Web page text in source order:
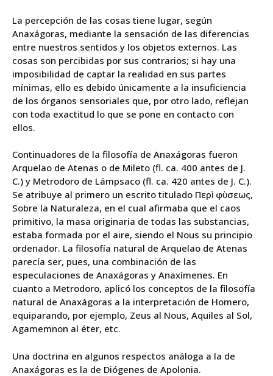
La percepción de las cosas tiene lugar, según
Anaxágoras, mediante la sensación de las diferencias
entre nuestros sentidos y los objetos externos. Las
cosas son percibidas por sus contrarios; si hay una
imposibilidad de captar la realidad en sus partes
mínimas, ello es debido únicamente a la insuficiencia
de los órganos sensoriales que, por otro lado, reflejan
con toda exactitud lo que se pone en contacto con
ellos.
Continuadores de la filosofía de Anaxágoras fueron
Arquelao de Atenas o de Mileto (fl. ca. 400 antes de J.
C.) y Metrodoro de Lámpsaco (fl. ca. 420 antes de J. C.).
Se atribuye al primero un escrito titulado Περὶ φὺσεως,
Sobre la Naturaleza, en el cual afirmaba que el caos
primitivo, la masa originaria de todas las substancias,
estaba formada por el aire, siendo el Nous su principio
ordenador. La filosofía natural de Arquelao de Atenas
parecía ser, pues, una combinación de las
especulaciones de Anaxágoras y Anaxímenes. En
cuanto a Metrodoro, aplicó los conceptos de la filosofía
natural de Anaxágoras a la interpretación de Homero,
equiparando, por ejemplo, Zeus al Nous, Aquiles al Sol,
Agamemnon al éter, etc.
Una doctrina en algunos respectos análoga a la de
Anaxágoras es la de Diógenes de Apolonia.